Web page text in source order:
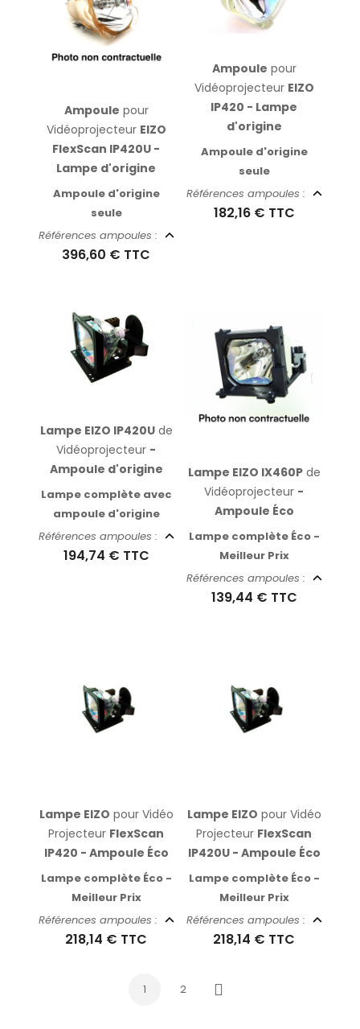
Ampoule pour
Vidéoprojecteur EIZO
FlexScan IP420U -
Lampe d'origine
Ampoule d'origine
seule
Références ampoules :
396,60 € TTC
Ampoule pour
Vidéoprojecteur EIZO
IP420 - Lampe
d'origine
Ampoule d'origine
seule
Références ampoules :
182,16 € TTC
Lampe EIZO IP420Ude
Vidéoprojecteur -
Ampoule d'origine
Lampe complète avec
ampoule d'origine
Références ampoules :
194,74 € TTC
Lampe EIZO IX460Pde
Vidéoprojecteur -
Ampoule Éco
Lampe complète Éco -
Meilleur Prix
Références ampoules :
139,44 € TTC
Lampe EIZO pour Vidéo
Projecteur FlexScan
IP420 - Ampoule Éco
Lampe complète Éco -
Meilleur Prix
Références ampoules :
218,14 € TTC
Lampe EIZO pour Vidéo
Projecteur FlexScan
IP420U - Ampoule Éco
Lampe complète Éco -
Meilleur Prix
Références ampoules :
218,14 € TTC
1 2
Suivant